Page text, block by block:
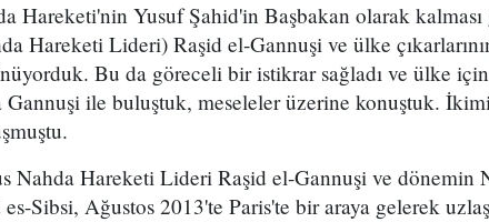
Hareketi'nin Yusuf Şahid'in Başbakan olarak kalması
Hareketi Lideri) Raşid el-Gannuşi ve ülke
Bu da göreceli bir istikrar sağladı ve ülke
Gannuşi ile buluştuk, meseleler üzerine konuştuk.
Nahda Hareketi Lideri Raşid el-Gannuşi ve dönemin
Sibsi, Ağustos 2013'te Paris'te bir araya gelerek